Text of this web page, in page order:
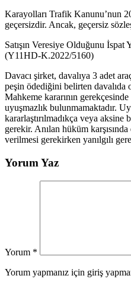
Karayolları Trafik Kanunu’nun
geçersizdir. Ancak, geçersiz
Satışın Veresiye Olduğunu
(Y11HD-K.2022/5160)
Davacı şirket, davalıya 3 adet
peşin ödediğini belirten davalıda
Mahkeme kararının
uyuşmazlık bulunmamaktadır.
kararlaştırılmadıkça veya
gerekir. Anılan hüküm
verilmesi gerekirken yanılgılı
Yorum Yaz
Yorum *
Yorum yapmanız için giriş